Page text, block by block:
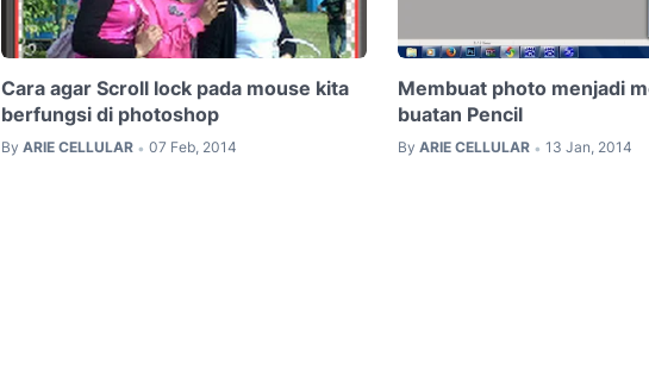
Cara agar Scroll lock pada mouse kita
berfungsi di photoshop
By ARIE CELLULAR • 07 Feb, 2014
Membuat photo menjadi
buatan Pencil
By ARIE CELLULAR • 13 Jan, 2014